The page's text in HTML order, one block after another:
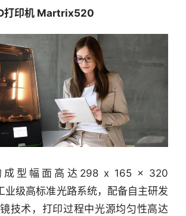
打印机 Martrix520
成型幅面高达298 x 165 x 320
业级高标准光路系统，配备自主研发
技术，打印过程中光源均匀性高达